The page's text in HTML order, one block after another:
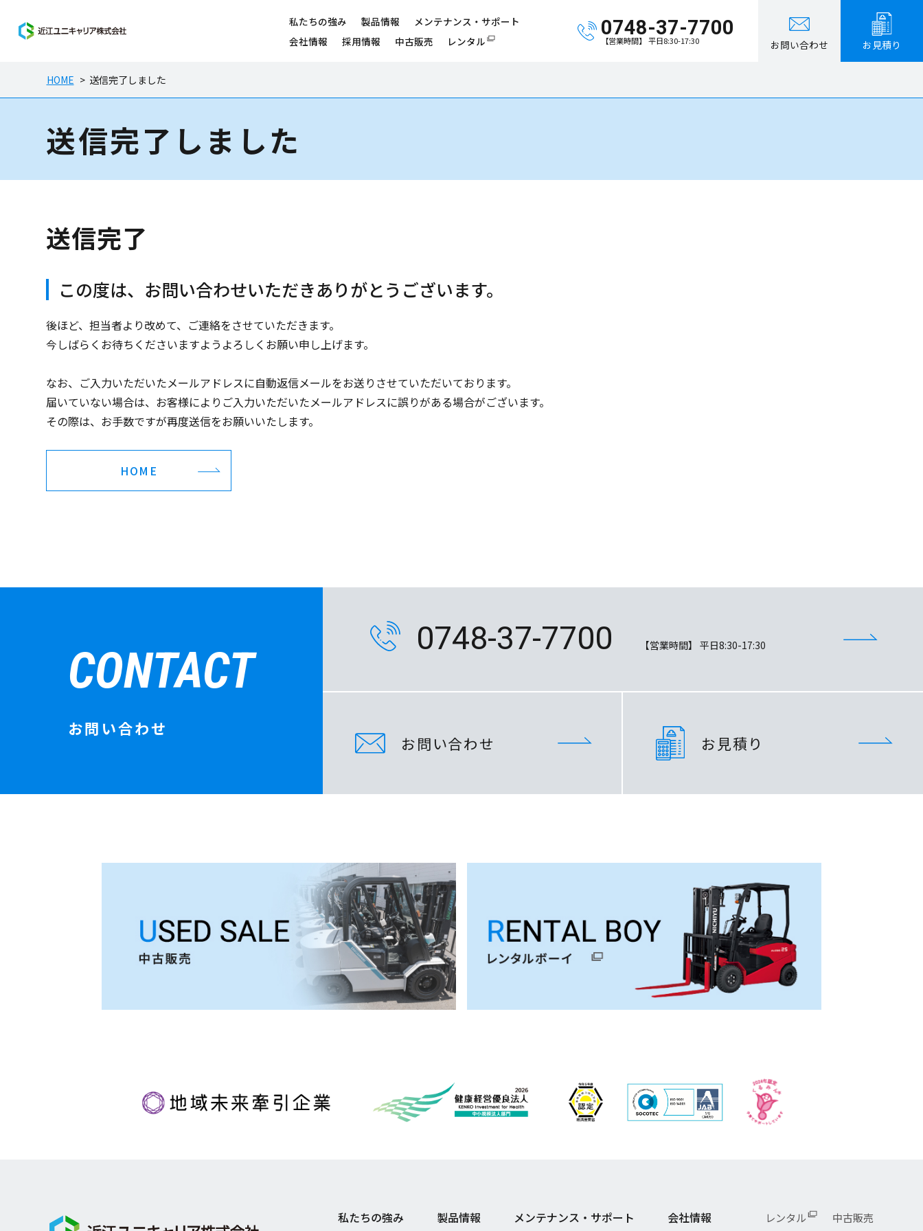
私たちの強み 製品情報
メンテナンス・サポート
会社情報
採用情報 中古販売 レンタル
0748-37-7700
【営業時間】 平日8:30-17:30 お問い合わせ お見積り
HOME > 送信完了しました
送信完了しました
送信完了
この度は、お問い合わせいただきありがとうございます。
後ほど、担当者より改めて、ご連絡をさせていただきます。
今しばらくお待ちくださいますようよろしくお願い申し上げます。
なお、ご入力いただいたメールアドレスに自動返信メールをお送りさせていただいております。
届いていない場合は、お客様によりご入力いただいたメールアドレスに誤りがある場合がございます。
その際は、お手数ですが再度送信をお願いいたします。
HOME
CONTACT
お問い合わせ
0748-37-7700 【営業時間】 平日8:30-17:30
お問い合わせ お見積り
私たちの強み 製品情報 メンテナンス・サポート 会社情報 レンタル 中古販売